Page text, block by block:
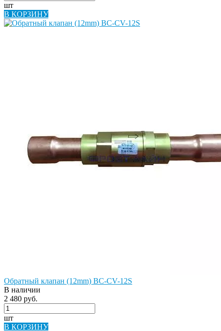
шт
В КОРЗИНУ
Обратный клапан (12mm) BC-CV-12S
В наличии
2 480 руб.
шт
В КОРЗИНУ